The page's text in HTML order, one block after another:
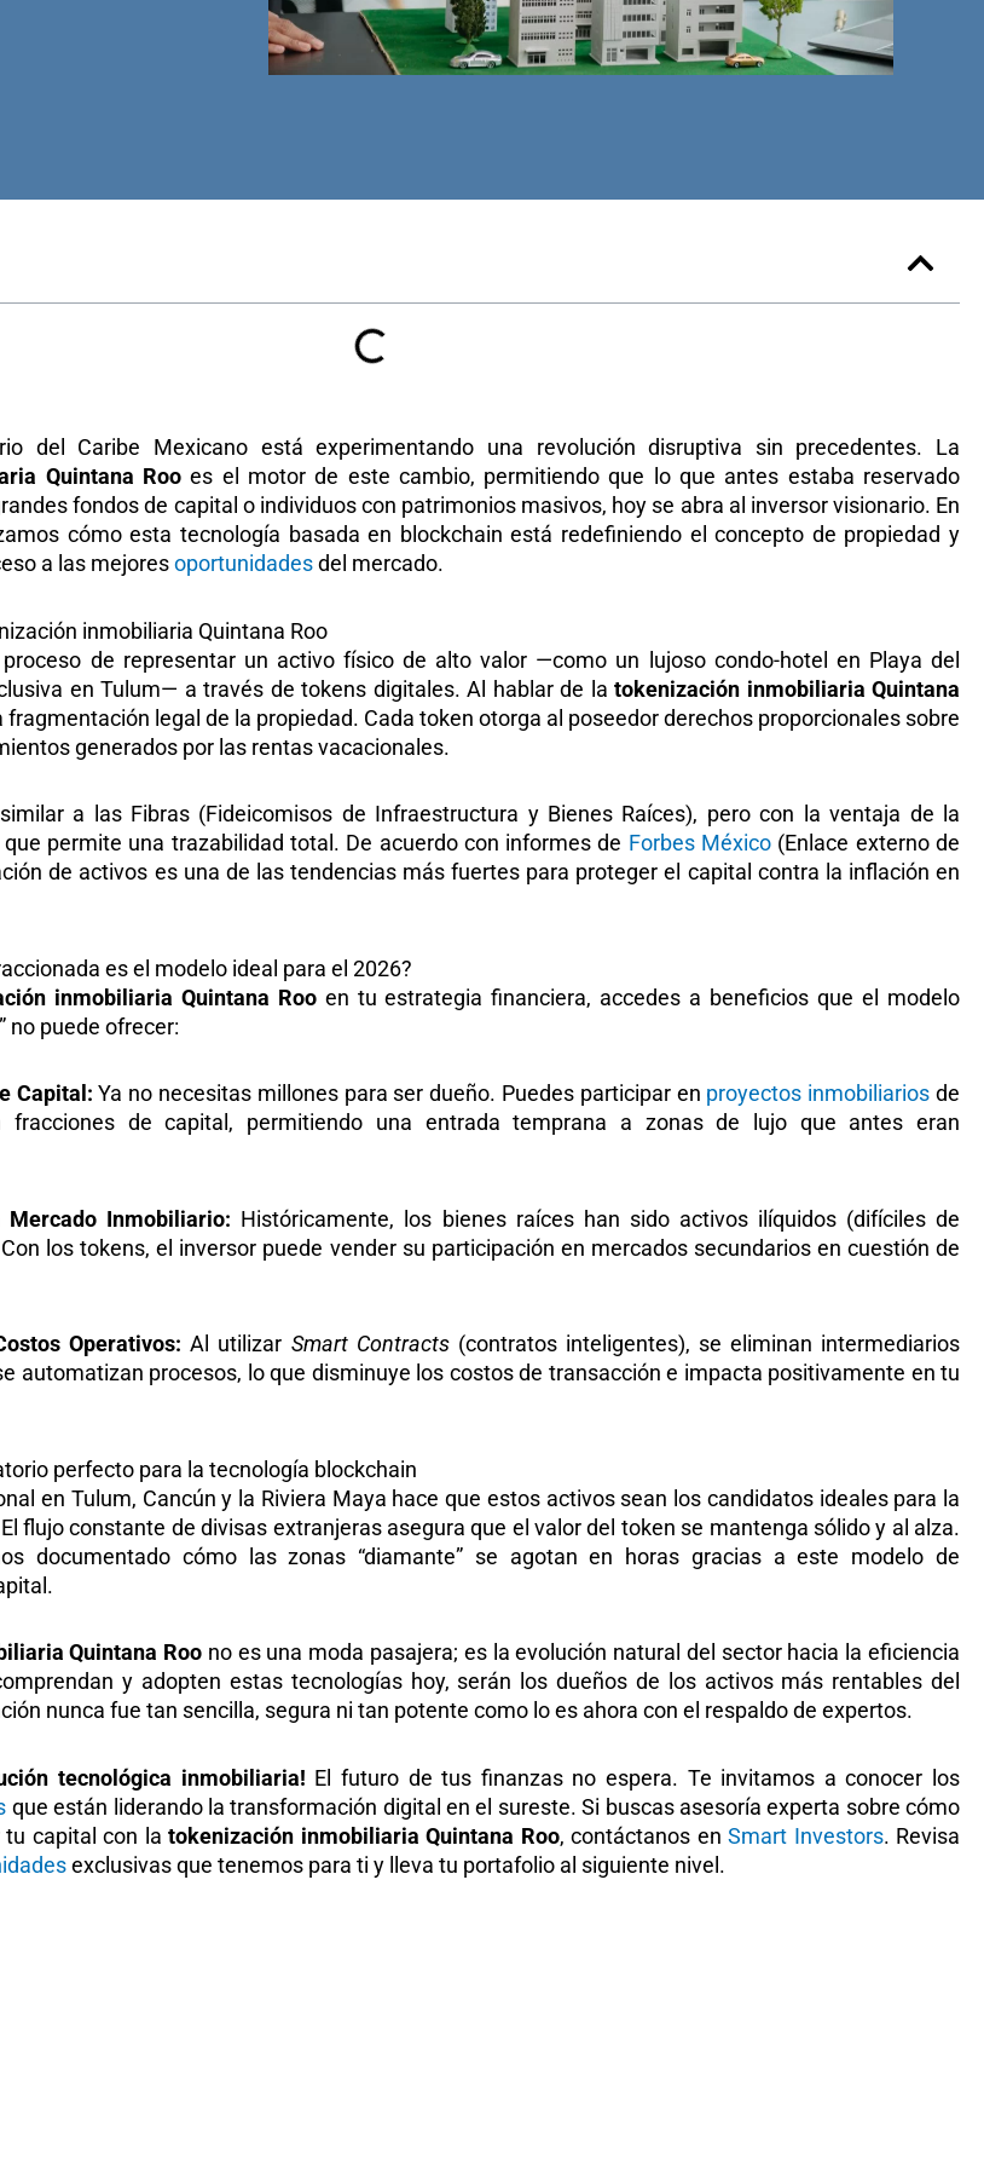
del Caribe Mexicano está experimentando una revolución disruptiva sin precedentes. La
Quintana Rooes el motor de este cambio, permitiendo que lo que antes estaba reservado
fondos de capital o individuos con patrimonios masivos, hoy se abra al inversor visionario. En
cómo esta tecnología basada en blockchain está redefiniendo el concepto de propiedad y
a las mejoresoportunidadesdel mercado.
inmobiliaria Quintana Roo
de representar un activo físico de alto valor —como un lujoso condo-hotel en Playa del
en Tulum— a través de tokens digitales. Al hablar de la tokenización inmobiliaria Quintana
fragmentación legal de la propiedad. Cada token otorga al poseedor derechos proporcionales sobre
generados por las rentas vacacionales.
a las Fibras (Fideicomisos de Infraestructura y Bienes Raíces), pero con la ventaja de la
permite una trazabilidad total. De acuerdo con informes de Forbes México (Enlace externo de
de activos es una de las tendencias más fuertes para proteger el capital contra la inflación en
es el modelo ideal para el 2026?
inmobiliaria Quintana Rooen tu estrategia financiera, accedes a beneficios que el modelo
no puede ofrecer:
Capital: Ya no necesitas millones para ser dueño. Puedes participar en proyectos inmobiliarios de
fracciones de capital, permitiendo una entrada temprana a zonas de lujo que antes eran
Inmobiliario: Históricamente, los bienes raíces han sido activos ilíquidos (difíciles de
los tokens, el inversor puede vender su participación en mercados secundarios en cuestión de
Operativos: Al utilizar Smart Contracts(contratos inteligentes), se eliminan intermediarios
automatizan procesos, lo que disminuye los costos de transacción e impacta positivamente en tu
perfecto para la tecnología blockchain
en Tulum, Cancún y la Riviera Maya hace que estos activos sean los candidatos ideales para la
flujo constante de divisas extranjeras asegura que el valor del token se mantenga sólido y al alza.
documentado cómo las zonas “diamante” se agotan en horas gracias a este modelo de
Quintana Roo no es una moda pasajera; es la evolución natural del sector hacia la eficiencia
y adopten estas tecnologías hoy, serán los dueños de los activos más rentables del
nunca fue tan sencilla, segura ni tan potente como lo es ahora con el respaldo de expertos.
tecnológica inmobiliaria! El futuro de tus finanzas no espera. Te invitamos a conocer los
que están liderando la transformación digital en el sureste. Si buscas asesoría experta sobre cómo
tu capital con latokenización inmobiliaria Quintana Roo, contáctanos enSmart Investors. Revisa
exclusivas que tenemos para ti y lleva tu portafolio al siguiente nivel.